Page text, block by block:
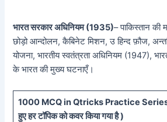
भारत सरकार अधिनियम (1935)– पाकिस्तान की
छोड़ो आन्दोलन, कैबिनेट मिशन, उ हिन्द फ़ौज,
योजना, भारतीय स्वतंत्रता अधिनियम (1947),
के भारत की मुख्य घटनाएँ।
1000 MCQ in Qtricks Practice
हुएहर टॉपिक को कवर किया गया है )